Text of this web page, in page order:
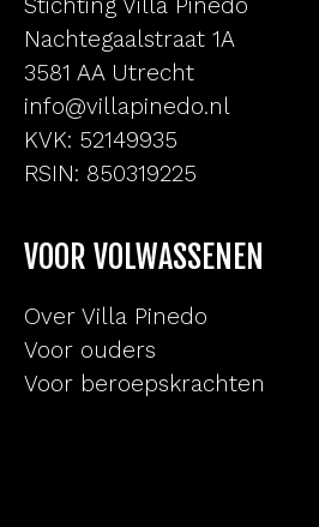
Stichting Villa Pinedo
Nachtegaalstraat 1A
3581 AA Utrecht
info@villapinedo.nl
KVK: 52149935
RSIN: 850319225
VOOR VOLWASSENEN
Over Villa Pinedo
Voor ouders
Voor beroepskrachten